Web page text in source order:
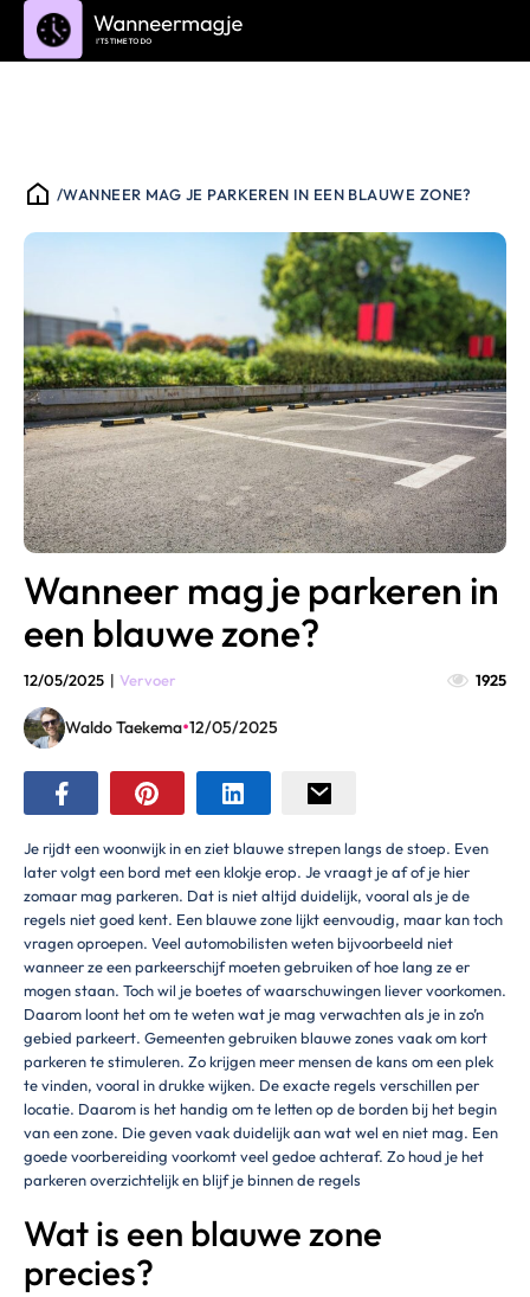
/WANNEER MAG JE PARKEREN IN EEN BLAUWE ZONE?
Wanneer mag je parkeren in
een blauwe zone?
12/05/2025 | Vervoer 1925
Waldo Taekema•12/05/2025
Je rijdt een woonwijk in en ziet blauwe strepen langs de stoep. Even
later volgt een bord met een klokje erop. Je vraagt je af of je hier
zomaar mag parkeren. Dat is niet altijd duidelijk, vooral als je de
regels niet goed kent. Een blauwe zone lijkt eenvoudig, maar kan toch
vragen oproepen. Veel automobilisten weten bijvoorbeeld niet
wanneer ze een parkeerschijf moeten gebruiken of hoe lang ze er
mogen staan. Toch wil je boetes of waarschuwingen liever voorkomen.
Daarom loont het om te weten wat je mag verwachten als je in zo’n
gebied parkeert. Gemeenten gebruiken blauwe zones vaak om kort
parkeren te stimuleren. Zo krijgen meer mensen de kans om een plek
te vinden, vooral in drukke wijken. De exacte regels verschillen per
locatie. Daarom is het handig om te letten op de borden bij het begin
van een zone. Die geven vaak duidelijk aan wat wel en niet mag. Een
goede voorbereiding voorkomt veel gedoe achteraf. Zo houd je het
parkeren overzichtelijk en blijf je binnen de regels
Wat is een blauwe zone
precies?